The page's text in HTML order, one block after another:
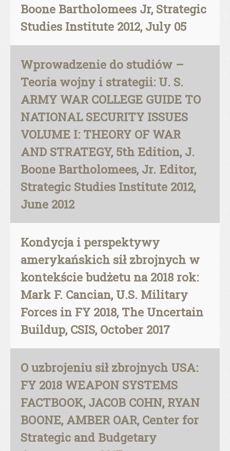
Boone Bartholomees Jr, Strategic
Studies Institute 2012, July 05
Wprowadzenie do studiów –
Teoria wojny i strategii: U. S.
ARMY WAR COLLEGE GUIDE TO
NATIONAL SECURITY ISSUES
VOLUME I: THEORY OF WAR
AND STRATEGY, 5th Edition, J.
Boone Bartholomees, Jr. Editor,
Strategic Studies Institute 2012,
June 2012
Kondycja i perspektywy
amerykańskich sił zbrojnych w
kontekście budżetu na 2018 rok:
Mark F. Cancian, U.S. Military
Forces in FY 2018, The Uncertain
Buildup, CSIS, October 2017
O uzbrojeniu sił zbrojnych USA:
FY 2018 WEAPON SYSTEMS
FACTBOOK, JACOB COHN, RYAN
BOONE, AMBER OAR, Center for
Strategic and Budgetary